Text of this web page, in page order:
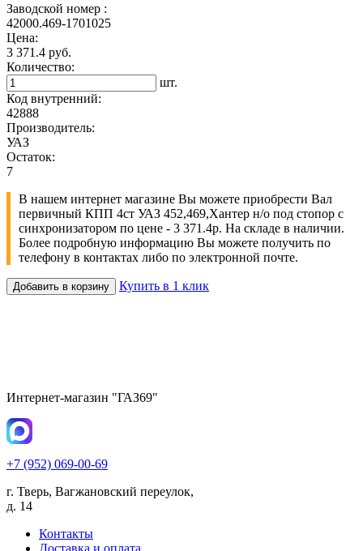
Заводской номер :
42000.469-1701025
Цена:
3 371.4 руб.
Количество:
шт.
Код внутренний:
42888
Производитель:
УАЗ
Остаток:
7
В нашем интернет магазине Вы можете приобрести Вал
первичный КПП 4ст УАЗ 452,469,Хантер н/о под стопор с
синхронизатором по цене - 3 371.4р. На складе в наличии.
Более подробную информацию Вы можете получить по
телефону в контактах либо по электронной почте.
Добавить в корзину Купить в 1 клик
Интернет-магазин "ГАЗ69"
+7 (952) 069-00-69
г. Тверь, Вагжановский переулок,
д. 14
Контакты
Доставка и оплата